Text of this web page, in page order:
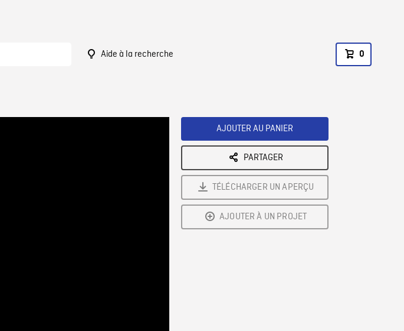
Aide à la recherche 0
AJOUTER AU PANIER
PARTAGER
TÉLÉCHARGER UN APERÇU
AJOUTER À UN PROJET